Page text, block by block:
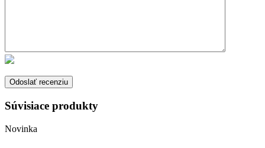
Súvisiace produkty
Novinka